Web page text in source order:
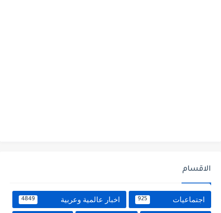
الاقسام
اجتماعيات 925 اخبار عالمية وعربية 4849